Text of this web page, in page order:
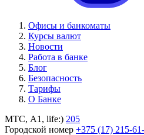
Офисы и банкоматы
Курсы валют
Новости
Работа в банке
Блог
Безопасность
Тарифы
О Банке
МТС, A1, life:) 205
Городской номер +375 (17) 215-